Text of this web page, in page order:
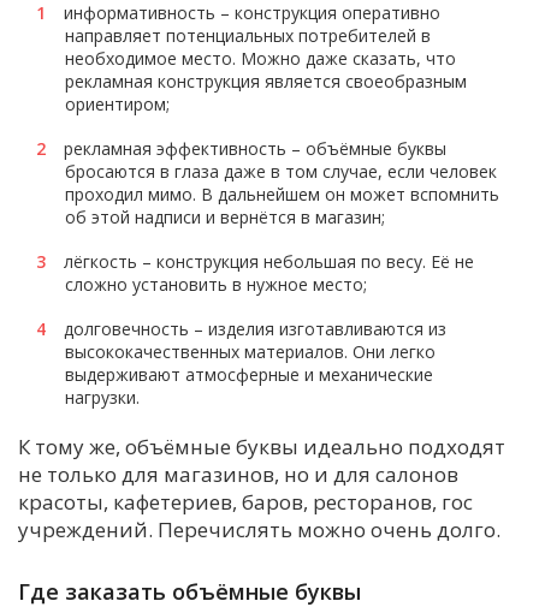
Е
И
К
Н
С
Т
Х
Ч
Я
информативность – конструкция оперативно
направляет потенциальных потребителей в
необходимое место. Можно даже сказать, что
рекламная конструкция является своеобразным
ориентиром;
рекламная эффективность – объёмные буквы
бросаются в глаза даже в том случае, если человек
проходил мимо. В дальнейшем он может вспомнить
об этой надписи и вернётся в магазин;
лёгкость – конструкция небольшая по весу. Её не
сложно установить в нужное место;
долговечность – изделия изготавливаются из
высококачественных материалов. Они легко
выдерживают атмосферные и механические
нагрузки.
К тому же, объёмные буквы идеально подходят
не только для магазинов, но и для салонов
красоты, кафетериев, баров, ресторанов, гос
учреждений. Перечислять можно очень долго.
Где заказать объёмные буквы